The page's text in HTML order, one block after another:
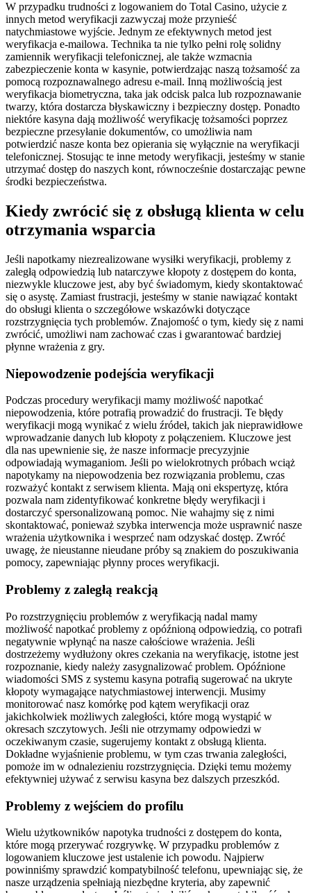
W przypadku trudności z logowaniem do Total Casino, użycie z
innych metod weryfikacji zazwyczaj może przynieść
natychmiastowe wyjście. Jednym ze efektywnych metod jest
weryfikacja e-mailowa. Technika ta nie tylko pełni rolę solidny
zamiennik weryfikacji telefonicznej, ale także wzmacnia
zabezpieczenie konta w kasynie, potwierdzając naszą tożsamość za
pomocą rozpoznawalnego adresu e-mail. Inną możliwością jest
weryfikacja biometryczna, taka jak odcisk palca lub rozpoznawanie
twarzy, która dostarcza błyskawiczny i bezpieczny dostęp. Ponadto
niektóre kasyna dają możliwość weryfikację tożsamości poprzez
bezpieczne przesyłanie dokumentów, co umożliwia nam
potwierdzić nasze konta bez opierania się wyłącznie na weryfikacji
telefonicznej. Stosując te inne metody weryfikacji, jesteśmy w stanie
utrzymać dostęp do naszych kont, równocześnie dostarczając pewne
środki bezpieczeństwa.
Kiedy zwrócić się z obsługą klienta w celu
otrzymania wsparcia
Jeśli napotkamy niezrealizowane wysiłki weryfikacji, problemy z
zaległą odpowiedzią lub natarczywe kłopoty z dostępem do konta,
niezwykle kluczowe jest, aby być świadomym, kiedy skontaktować
się o asystę. Zamiast frustracji, jesteśmy w stanie nawiązać kontakt
do obsługi klienta o szczegółowe wskazówki dotyczące
rozstrzygnięcia tych problemów. Znajomość o tym, kiedy się z nami
zwrócić, umożliwi nam zachować czas i gwarantować bardziej
płynne wrażenia z gry.
Niepowodzenie podejścia weryfikacji
Podczas procedury weryfikacji mamy możliwość napotkać
niepowodzenia, które potrafią prowadzić do frustracji. Te błędy
weryfikacji mogą wynikać z wielu źródeł, takich jak nieprawidłowe
wprowadzanie danych lub kłopoty z połączeniem. Kluczowe jest
dla nas upewnienie się, że nasze informacje precyzyjnie
odpowiadają wymaganiom. Jeśli po wielokrotnych próbach wciąż
napotykamy na niepowodzenia bez rozwiązania problemu, czas
rozważyć kontakt z serwisem klienta. Mają oni ekspertyzę, która
pozwala nam zidentyfikować konkretne błędy weryfikacji i
dostarczyć spersonalizowaną pomoc. Nie wahajmy się z nimi
skontaktować, ponieważ szybka interwencja może usprawnić nasze
wrażenia użytkownika i wesprzeć nam odzyskać dostęp. Zwróć
uwagę, że nieustanne nieudane próby są znakiem do poszukiwania
pomocy, zapewniając płynny proces weryfikacji.
Problemy z zaległą reakcją
Po rozstrzygnięciu problemów z weryfikacją nadal mamy
możliwość napotkać problemy z opóźnioną odpowiedzią, co potrafi
negatywnie wpłynąć na nasze całościowe wrażenia. Jeśli
dostrzeżemy wydłużony okres czekania na weryfikację, istotne jest
rozpoznanie, kiedy należy zasygnalizować problem. Opóźnione
wiadomości SMS z systemu kasyna potrafią sugerować na ukryte
kłopoty wymagające natychmiastowej interwencji. Musimy
monitorować nasz komórkę pod kątem weryfikacji oraz
jakichkolwiek możliwych zaległości, które mogą wystąpić w
okresach szczytowych. Jeśli nie otrzymamy odpowiedzi w
oczekiwanym czasie, sugerujemy kontakt z obsługą klienta.
Dokładne wyjaśnienie problemu, w tym czas trwania zaległości,
pomoże im w odnalezieniu rozstrzygnięcia. Dzięki temu możemy
efektywniej używać z serwisu kasyna bez dalszych przeszkód.
Problemy z wejściem do profilu
Wielu użytkowników napotyka trudności z dostępem do konta,
które mogą przerywać rozgrywkę. W przypadku problemów z
logowaniem kluczowe jest ustalenie ich powodu. Najpierw
powinniśmy sprawdzić kompatybilność telefonu, upewniając się, że
nasze urządzenia spełniają niezbędne kryteria, aby zapewnić